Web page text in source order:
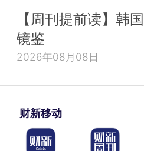
【周刊提前读】韩
镜鉴
2026年08月08日
财新移动